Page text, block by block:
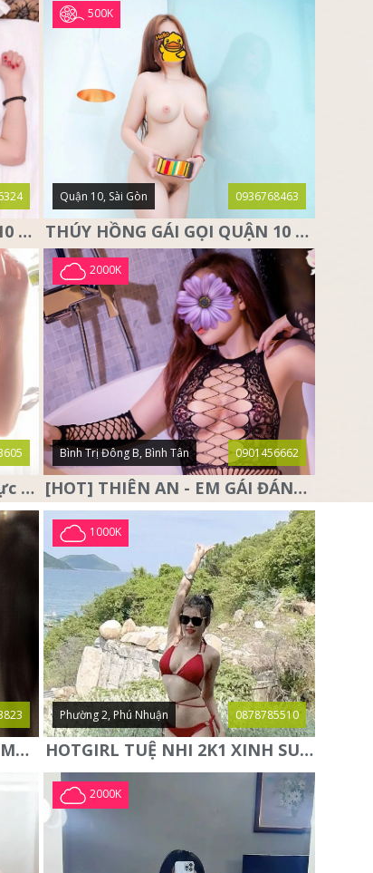
NGỌC THẢO GÁI GỌI QUẬN 10 SÀI GÒN, DÂM XINH CÁ TÍNH
500K
Quận 10, Sài Gòn 0936768463
THÚY HỒNG GÁI GỌI QUẬN 10 – SIÊU PHẨM MÔNG THẦN THÁNH
❤️ Anna Baby ❤️ siêu dâm , cực dâm và sở hữu cặp vú đẹp nhức
2000K
Bình Trị Đông B, Bình Tân 0901456662
[HOT] THIÊN AN - EM GÁI ĐÁNG YÊU, DỄ THƯƠNG,RẤT DÂM
NEW✨MIE✨ HOT GIRL KIÊM MẪU ẢNH HÀNG CỰC NGON LẦN ĐẦU
1000K
Phường 2, Phú Nhuận 0878785510
HOTGIRL TUỆ NHI 2K1 XINH SUGGAR BABY TUYỆT HÀNG MỚI
2000K